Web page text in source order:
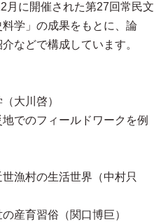
月に開催された第27回常民文
学」の成果をもとに、論
などで構成しています。
大川啓）
でのフィールドワークを例
漁村の生活世界（中村只
産育習俗（関口博巨）